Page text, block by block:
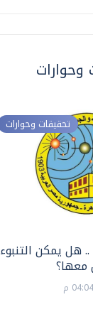
وحوارات
تحقيقات وحوارات
هل يمكن التنبوء
معها؟